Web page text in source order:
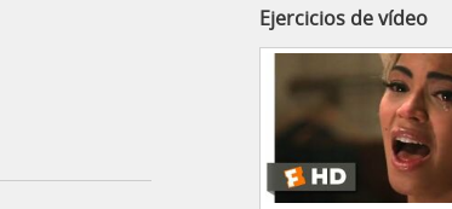
Ejercicios de vídeo